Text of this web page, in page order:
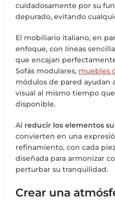
cuidadosamente por su
depurado, evitando
El mobiliario italiano, en
enfoque, con líneas
que encajan
Sofás modulares, muebles
módulos de pared
visual al mismo tiempo
disponible.
Al reducir los elementos
convierten en una
refinamiento, con cada
diseñada para armonizar
perturbar su tranquilidad.
Crear una